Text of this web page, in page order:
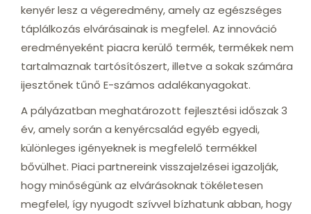
kenyér lesz a végeredmény, amely az egészséges
táplálkozás elvárásainak is megfelel. Az innováció
eredményeként piacra kerülő termék, termékek nem
tartalmaznak tartósítószert, illetve a sokak számára
ijesztőnek tűnő E-számos adalékanyagokat.
A pályázatban meghatározott fejlesztési időszak 3
év, amely során a kenyércsalád egyéb egyedi,
különleges igényeknek is megfelelő termékkel
bővülhet. Piaci partnereink visszajelzései igazolják,
hogy minőségünk az elvárásoknak tökéletesen
megfelel, így nyugodt szívvel bízhatunk abban, hogy